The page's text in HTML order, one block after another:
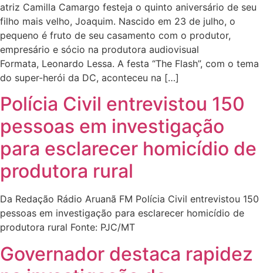
atriz Camilla Camargo festeja o quinto aniversário de seu
filho mais velho, Joaquim. Nascido em 23 de julho, o
pequeno é fruto de seu casamento com o produtor,
empresário e sócio na produtora audiovisual
Formata, Leonardo Lessa. A festa “The Flash”, com o tema
do super-herói da DC, aconteceu na […]
Polícia Civil entrevistou 150
pessoas em investigação
para esclarecer homicídio de
produtora rural
Da Redação Rádio Aruanã FM Polícia Civil entrevistou 150
pessoas em investigação para esclarecer homicídio de
produtora rural Fonte: PJC/MT
Governador destaca rapidez